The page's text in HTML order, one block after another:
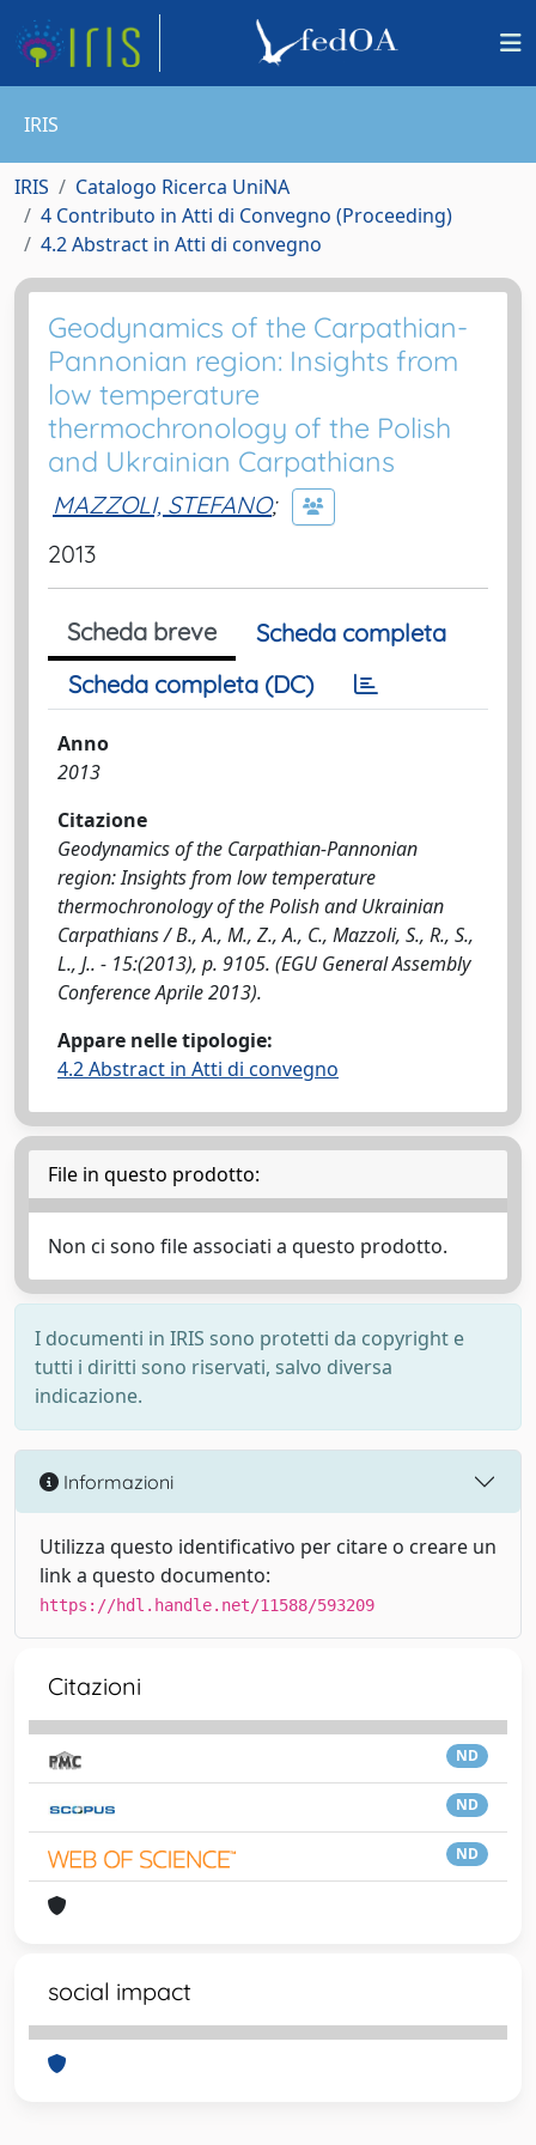
IRIS
IRIS
Catalogo Ricerca UniNA
4 Contributo in Atti di Convegno (Proceeding)
4.2 Abstract in Atti di convegno
Geodynamics of the Carpathian-
Pannonian region: Insights from
low temperature
thermochronology of the Polish
and Ukrainian Carpathians
MAZZOLI, STEFANO;
2013
Scheda breve
Scheda completa
Scheda completa (DC)
Anno
2013
Citazione
Geodynamics of the Carpathian-Pannonian
region: Insights from low temperature
thermochronology of the Polish and Ukrainian
Carpathians / B., A., M., Z., A., C., Mazzoli, S., R., S.,
L., J.. - 15:(2013), p. 9105. (EGU General Assembly
Conference Aprile 2013).
Appare nelle tipologie:
4.2 Abstract in Atti di convegno
File in questo prodotto:
Non ci sono file associati a questo prodotto.
I documenti in IRIS sono protetti da copyright e
tutti i diritti sono riservati, salvo diversa
indicazione.
Informazioni
Utilizza questo identificativo per citare o creare un
link a questo documento:
https://hdl.handle.net/11588/593209
Citazioni
ND
ND
ND
social impact